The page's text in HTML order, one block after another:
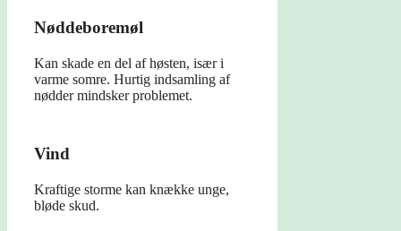
Nøddeboremøl
Kan skade en del af høsten, især i
varme somre. Hurtig indsamling af
nødder mindsker problemet.
Vind
Kraftige storme kan knække unge,
bløde skud.